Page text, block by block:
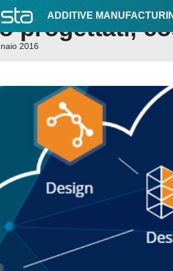
ADDITIVE
progettati,
2016